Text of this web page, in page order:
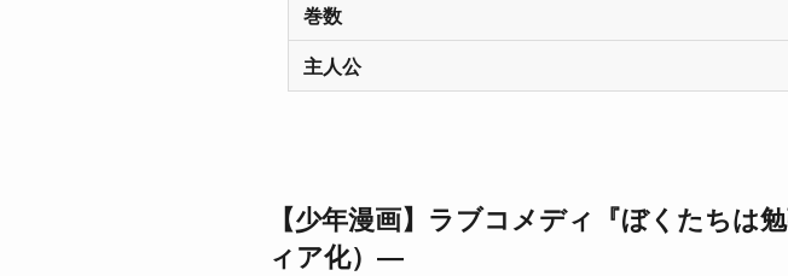
巻数
主人公
【少年漫画】ラブコメディ『ぼくたち
ィア化）―